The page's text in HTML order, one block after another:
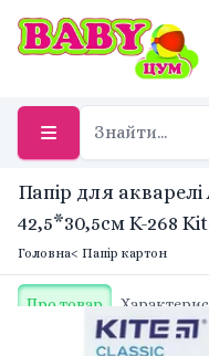
Папір для
42,5*30,5см K-268
Головна< Папір картон
Про товар